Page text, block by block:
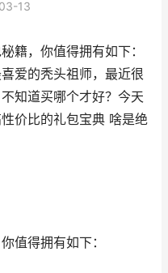
13
籍，你值得拥有如下：
爱的秃头祖师，最近很
知道买哪个才好？今天
价比的礼包宝典 啥是绝
值得拥有如下：